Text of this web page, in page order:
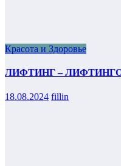
Красота и Здоровье
ЛИФТИНГ –
18.08.2024 fillin